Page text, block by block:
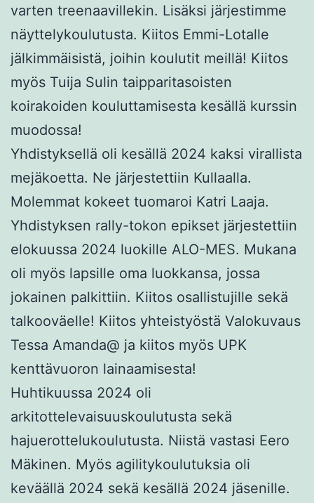
varten treenaavillekin. Lisäksi järjestimme
näyttelykoulutusta. Kiitos Emmi-Lotalle
jälkimmäisistä, joihin koulutit meillä! Kiitos
myös Tuija Sulin taipparitasoisten
koirakoiden kouluttamisesta kesällä kurssin
muodossa!
Yhdistyksellä oli kesällä 2024 kaksi virallista
mejäkoetta. Ne järjestettiin Kullaalla.
Molemmat kokeet tuomaroi Katri Laaja.
Yhdistyksen rally-tokon epikset järjestettiin
elokuussa 2024 luokille ALO-MES. Mukana
oli myös lapsille oma luokkansa, jossa
jokainen palkittiin. Kiitos osallistujille sekä
talkooväelle! Kiitos yhteistyöstä Valokuvaus
Tessa Amanda@ ja kiitos myös UPK
kenttävuoron lainaamisesta!
Huhtikuussa 2024 oli
arkitottelevaisuuskoulutusta sekä
hajuerottelukoulutusta. Niistä vastasi Eero
Mäkinen. Myös agilitykoulutuksia oli
keväällä 2024 sekä kesällä 2024 jäsenille.